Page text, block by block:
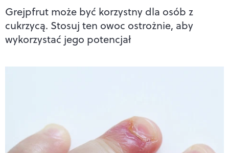
Grejpfrut może być korzystny dla osób z
cukrzycą. Stosuj ten owoc ostrożnie, aby
wykorzystać jego potencjał